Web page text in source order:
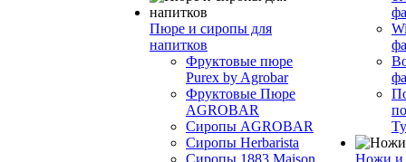
Пюре и сиропы для
напитков
Фруктовые пюре
Purex by Agrobar
Фруктовые Пюре
AGROBAR
Сиропы AGROBAR
Сиропы Herbarista
Сиропы 1883 Maison
Ножи и